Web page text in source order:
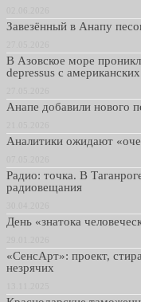
Завезённый в Анапу
В Азовское море
depressus с
Анапе добавили нового
Аналитики ожидают
Радио: точка. В
радиовещания
День «знатока
«СенсАрт»: проект,
незрячих